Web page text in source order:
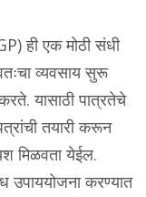
ही एक मोठी संधी
व्यवसाय सुरू
यासाठी पात्रतेचे
तयारी करून
मिळवता येईल.
उपाययोजना करण्यात